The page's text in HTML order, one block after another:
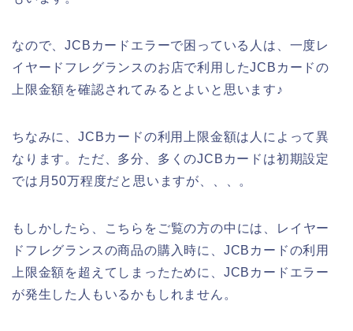
なので、JCBカードエラーで困っている人は、一度レ
イヤードフレグランスのお店で利用したJCBカードの
上限金額を確認されてみるとよいと思います♪
ちなみに、JCBカードの利用上限金額は人によって異
なります。ただ、多分、多くのJCBカードは初期設定
では月50万程度だと思いますが、、、。
もしかしたら、こちらをご覧の方の中には、レイヤー
ドフレグランスの商品の購入時に、JCBカードの利用
上限金額を超えてしまったために、JCBカードエラー
が発生した人もいるかもしれません。